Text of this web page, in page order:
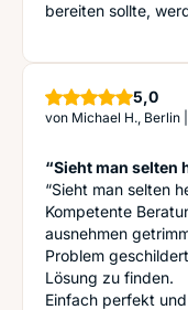
bereiten sollte,
5,0
von Michael H., Berlin
“Sieht man selten
“Sieht man selten
Kompetente
ausnehmen
Problem
Lösung zu finden.
Einfach perfekt